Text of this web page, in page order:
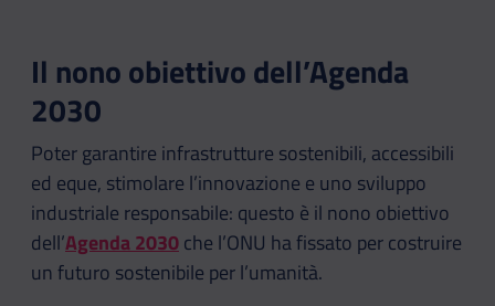
Il nono obiettivo dell’Agenda
2030
Poter garantire infrastrutture sostenibili, accessibili
ed eque, stimolare l’innovazione e uno sviluppo
industriale responsabile: questo è il nono obiettivo
dell’Agenda 2030che l’ONU ha fissato per costruire
un futuro sostenibile per l’umanità.